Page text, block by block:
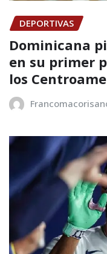
DEPORTIVAS
Dominicana
en su primer
los